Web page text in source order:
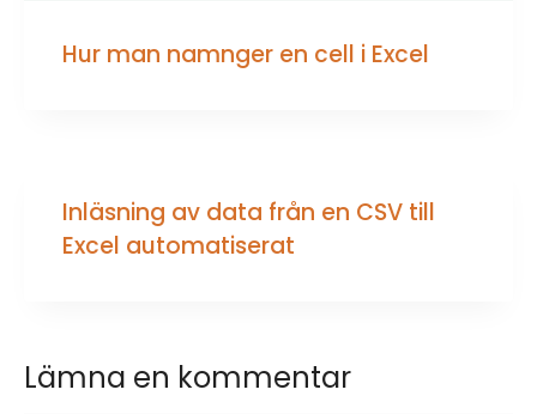
Hur man namnger en cell i Excel
Inläsning av data från en CSV till
Excel automatiserat
Lämna en kommentar